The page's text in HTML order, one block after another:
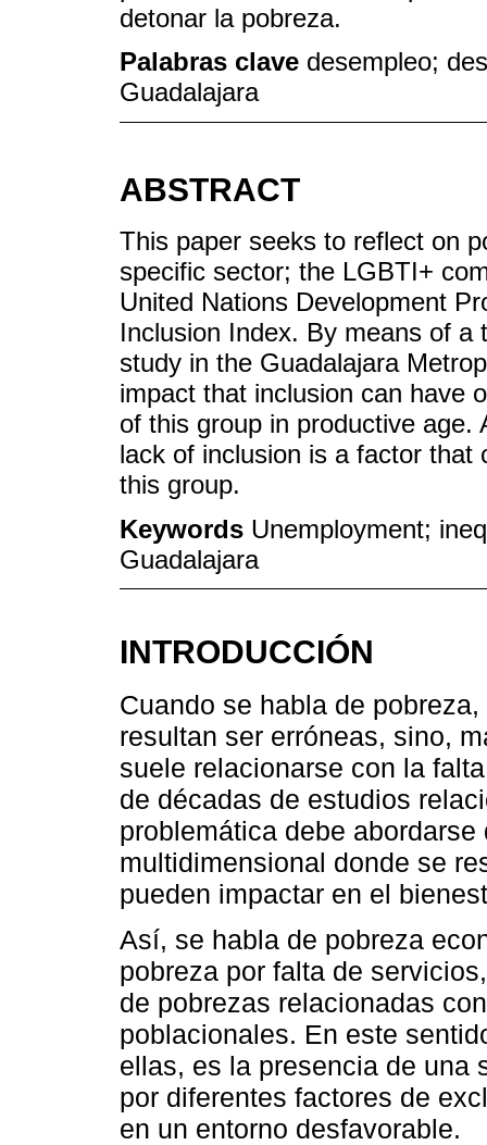
detonar la pobreza.
Palabras clave desempleo;
Guadalajara
ABSTRACT
This paper seeks to reflect on
specific sector; the LGBTI+
United Nations Development
Inclusion Index. By means of a
study in the Guadalajara
impact that inclusion can have
of this group in productive
lack of inclusion is a factor that
this group.
Keywords Unemployment;
Guadalajara
INTRODUCCIÓN
Cuando se habla de
resultan ser erróneas, sino,
suele relacionarse con la
de décadas de estudios
problemática debe
multidimensional donde se
pueden impactar en el
Así, se habla de pobreza
pobreza por falta de
de pobrezas relacionadas
poblacionales. En este
ellas, es la presencia de una
por diferentes factores de
en un entorno desfavorable.